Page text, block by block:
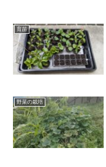
育苗
野菜の栽培